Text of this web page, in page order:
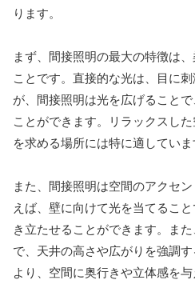
ります。
まず、間接照明の最大の特徴は
ことです。直接的な光は、目に
が、間接照明は光を広げること
ことができます。リラックスし
を求める場所には特に適していま
また、間接照明は空間のアクセ
えば、壁に向けて光を当てるこ
き立たせることができます。ま
で、天井の高さや広がりを強調
より、空間に奥行きや立体感を与